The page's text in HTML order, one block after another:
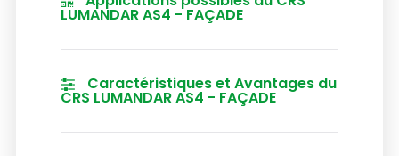
LUMANDAR AS4 - FAÇADE
Caractéristiques et Avantages du
CRS LUMANDAR AS4 - FAÇADE